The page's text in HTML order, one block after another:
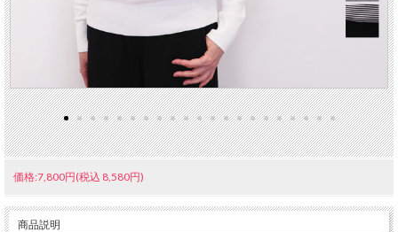
価格:7,800円(税込 8,580円)
商品説明